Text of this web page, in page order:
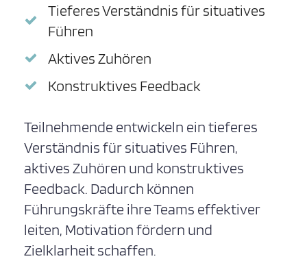
Tieferes Verständnis für situatives
Führen
Aktives Zuhören
Konstruktives Feedback
Teilnehmende entwickeln ein tieferes
Verständnis für situatives Führen,
aktives Zuhören und konstruktives
Feedback. Dadurch können
Führungskräfte ihre Teams effektiver
leiten, Motivation fördern und
Zielklarheit schaffen.